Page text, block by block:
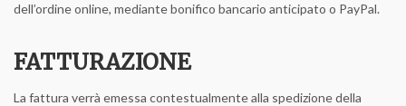
dell’ordine online, mediante bonifico bancario anticipato o PayPal.
FATTURAZIONE
La fattura verrà emessa contestualmente alla spedizione della